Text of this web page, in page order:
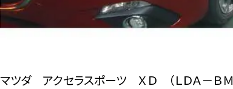
マツダ アクセラスポーツ ＸＤ （ＬＤＡ－ＢＭ